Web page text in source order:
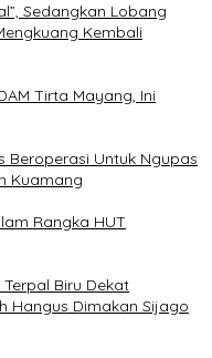
Sedangkan Lobang
Kembali
Tirta Mayang, Ini
Beroperasi Untuk Ngupas
Kuamang
Rangka HUT
Biru Dekat
Hangus Dimakan Sijago